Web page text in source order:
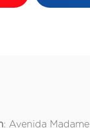
: Avenida Madame